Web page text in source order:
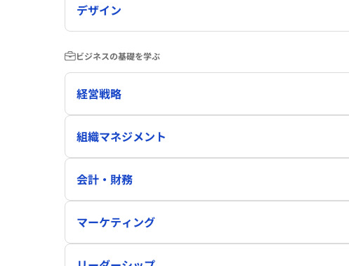
デザイン
ビジネスの基礎を学ぶ
経営戦略
組織マネジメント
会計・財務
マーケティング